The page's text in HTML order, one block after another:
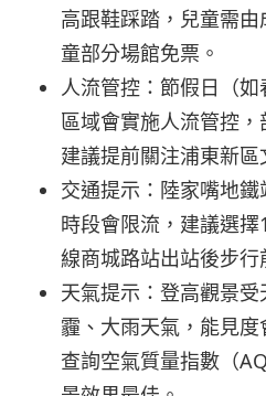
高跟鞋踩踏，兒童需
童部分場館免票。
人流管控：節假日（
區域會實施人流管控，
建議提前關注浦東新區
交通提示：陸家嘴地
時段會限流，建議選
線商城路站出站後步行
天氣提示：登高觀景
霾、大雨天氣，能見
查詢空氣質量指數（